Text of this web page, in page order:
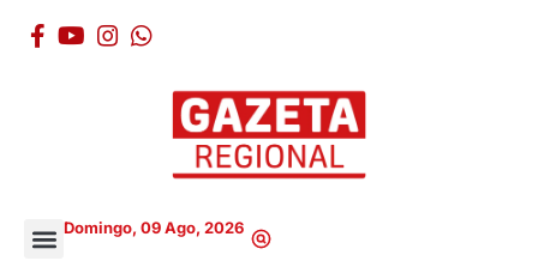
Domingo, 09 Ago, 2026